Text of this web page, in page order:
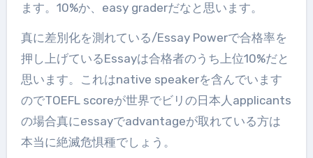
ます。10%か、easy graderだなと思います。
真に差別化を測れている/Essay Powerで合格率を
押し上げているEssayは合格者のうち上位10%だと
思います。これはnative speakerを含んでいます
のでTOEFL scoreが世界でビリの日本人applicants
の場合真にessayでadvantageが取れている方は
本当に絶滅危惧種でしょう。